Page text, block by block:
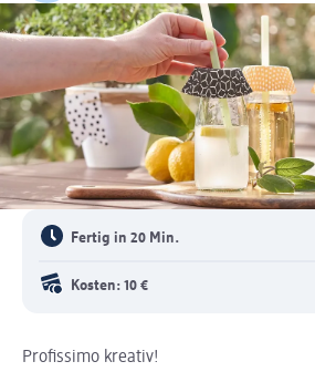
Fertig in 20 Min.
Kosten: 10 €
Profissimo kreativ!